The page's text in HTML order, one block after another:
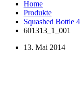
Home
Produkte
Squashed Bottle 4
601313_1_001
13. Mai 2014